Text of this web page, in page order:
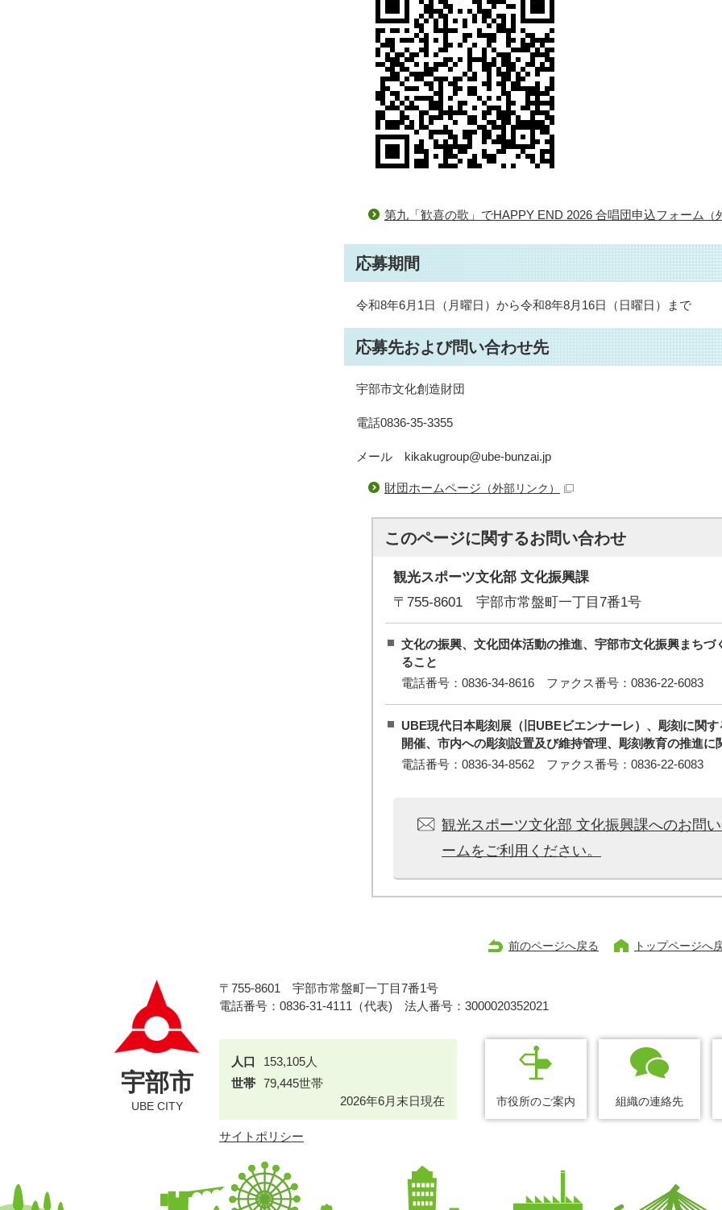
第九「歓喜の歌」でHAPPY END 2026 合唱団申込フォーム （
応募期間
令和8年6月1日（月曜日）から令和8年8月16日（日曜日）まで
応募先および問い合わせ先
宇部市文化創造財団
電話0836-35-3355
メール kikakugroup@ube-bunzai.jp
財団ホームページ （外部リンク）
このページに関するお問い合わせ
観光スポーツ文化部 文化振興課
〒755-8601 宇部市常盤町一丁目7番1号
文化の振興、文化団体活動の推進、宇部市文化振興まちづ
ること
電話番号：0836-34-8616 ファクス番号：0836-22-6083
UBE現代日本彫刻展（旧UBEビエンナーレ）、彫刻に関
開催、市内への彫刻設置及び維持管理、彫刻教育の推進に
電話番号：0836-34-8562 ファクス番号：0836-22-6083
観光スポーツ文化部 文化振興課へのお問
ームをご利用ください。
前のページへ戻る トップページへ
宇部市
UBE CITY
〒755-8601 宇部市常盤町一丁目7番1号
電話番号：0836-31-4111（代表) 法人番号：3000020352021
人口
153,105人
世帯 79,445世帯
2026年6月末日現在
市役所のご案内 組織の連絡先
サイトポリシー